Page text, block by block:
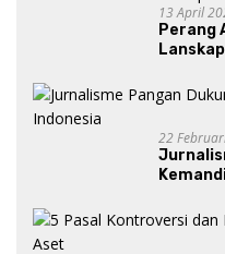
13 April
Perang
Gibran?
22